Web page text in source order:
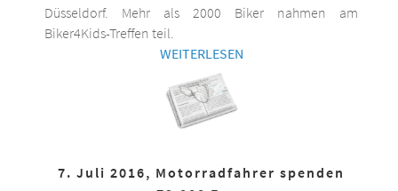
Düsseldorf. Mehr als 2000 Biker nahmen am
Biker4Kids-Treffen teil.
WEITERLESEN
7. Juli 2016, Motorradfahrer spenden